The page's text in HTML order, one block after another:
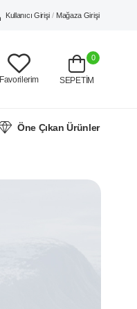
Kullanıcı Girişi / Mağaza Girişi
Favorilerim
0
SEPETİM
Öne Çıkan Ürünler